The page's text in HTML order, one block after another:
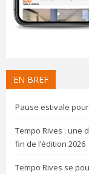
EN BREF
Pause estivale
Tempo Rives : une
fin de l’édition 2026
Tempo Rives se